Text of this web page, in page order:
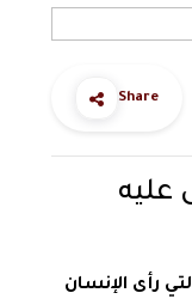
Share
عفى عليه
رأى الإنسان